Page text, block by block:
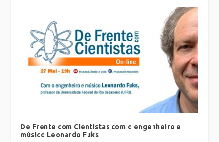
De Frente com Cientistas com o engenheiro e
músico Leonardo Fuks